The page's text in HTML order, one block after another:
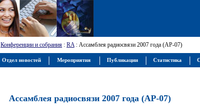
Конференции и собрания : RA: Ассамблея радиосвязи 2007 года (АР-07)
Ассамблея радиосвязи 2007 года (АР-07)
Отдел новостей Мероприятия Публикации Статистика